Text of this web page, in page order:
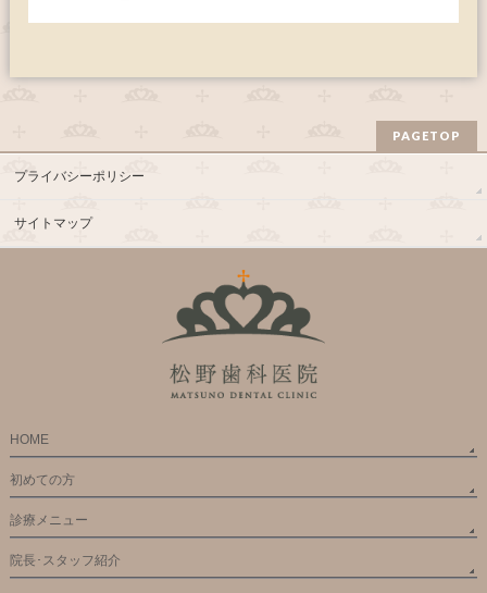
PAGETOP
プライバシーポリシー
サイトマップ
HOME
初めての方
診療メニュー
院長･スタッフ紹介